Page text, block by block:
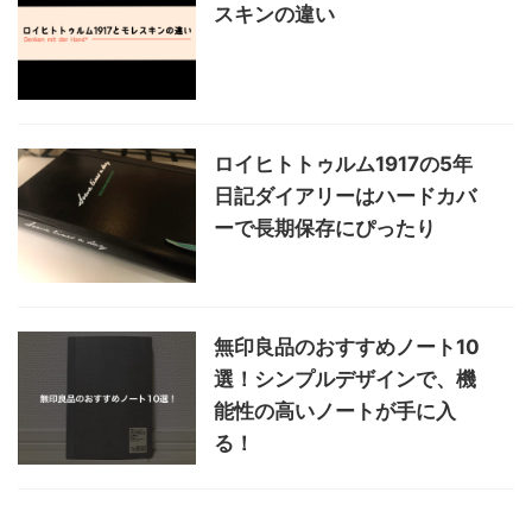
スキンの違い
ロイヒトトゥルム1917の5年
日記ダイアリーはハードカバ
ーで長期保存にぴったり
無印良品のおすすめノート10
選！シンプルデザインで、機
能性の高いノートが手に入
る！